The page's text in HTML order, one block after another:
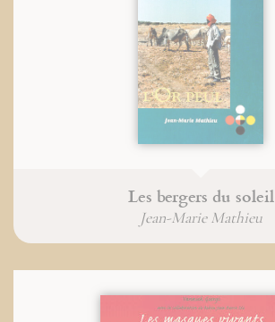
Les bergers du soleil
Jean-Marie Mathieu